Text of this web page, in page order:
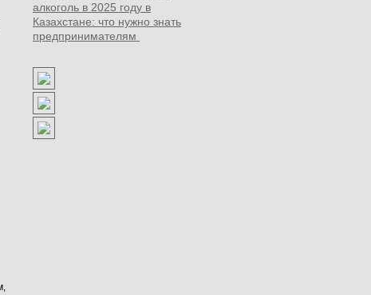
алкоголь в 2025 году в
Казахстане: что нужно знать
предпринимателям